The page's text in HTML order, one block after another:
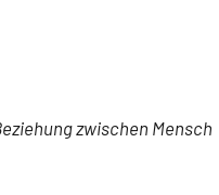
zwischen Mensch